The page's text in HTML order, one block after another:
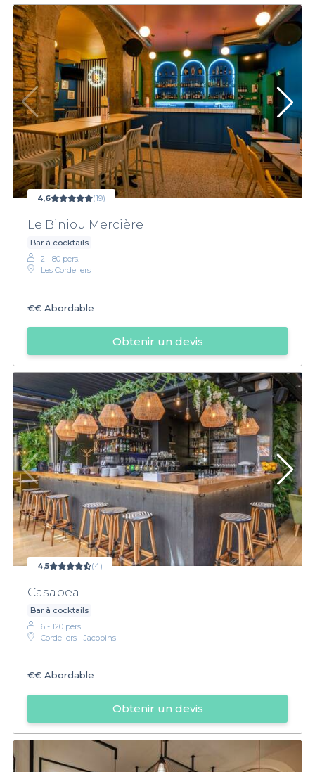
4,6 (19)
Le Biniou Mercière
Bar à cocktails
2 - 80 pers.
Les Cordeliers
€€ Abordable
Obtenir un devis
4,5 (4)
Casabea
Bar à cocktails
6 - 120 pers.
Cordeliers - Jacobins
€€ Abordable
Obtenir un devis